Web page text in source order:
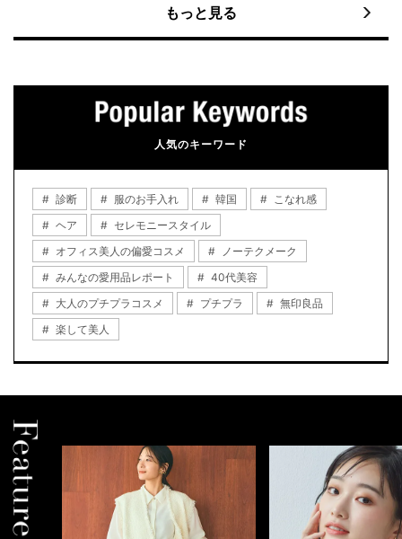
もっと見る
人気のキーワード
診断 服のお手入れ 韓国
こなれ感
ヘア
セレモニースタイル
オフィス美人の偏愛コスメ
ノーテクメーク
みんなの愛用品レポート
40代美容
大人のプチプラコスメ
プチプラ
無印良品
楽して美人